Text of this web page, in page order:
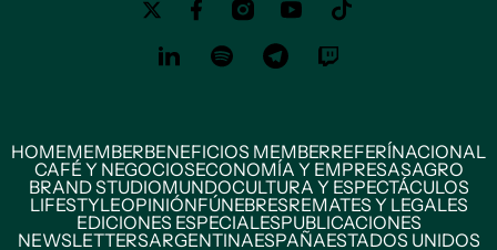
HOMEMEMBERBENEFICIOS MEMBERREFERÍNACIONAL
CAFÉ Y NEGOCIOSECONOMÍA Y EMPRESASAGRO
BRAND STUDIOMUNDOCULTURA Y ESPECTÁCULOS
LIFESTYLEOPINIÓNFÚNEBRESREMATES Y LEGALES
EDICIONES ESPECIALESPUBLICACIONES
NEWSLETTERSARGENTINAESPAÑAESTADOS UNIDOS